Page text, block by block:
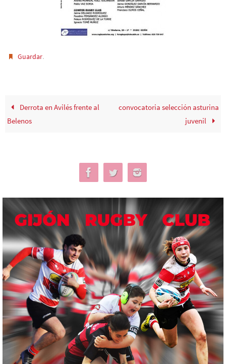
Guardar.
Derrota en Avilés frente al
Belenos
convocatoria selección asturina
juvenil